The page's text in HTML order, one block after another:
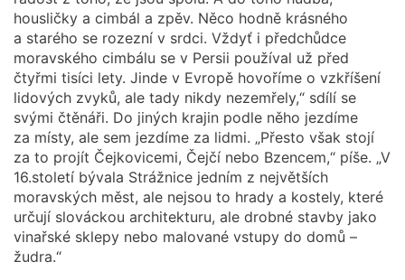
housličky a cimbál a zpěv. Něco hodně krásného
a starého se rozezní v srdci. Vždyť i předchůdce
moravského cimbálu se v Persii používal už před
čtyřmi tisíci lety. Jinde v Evropě hovoříme o vzkříšení
lidových zvyků, ale tady nikdy nezemřely,“ sdílí se
svými čtěnáři. Do jiných krajin podle něho jezdíme
za místy, ale sem jezdíme za lidmi. „Přesto však stojí
za to projít Čejkovicemi, Čejčí nebo Bzencem,“ píše. „V
16.století bývala Strážnice jedním z největších
moravských měst, ale nejsou to hrady a kostely, které
určují slováckou architekturu, ale drobné stavby jako
vinařské sklepy nebo malované vstupy do domů –
žudra.“